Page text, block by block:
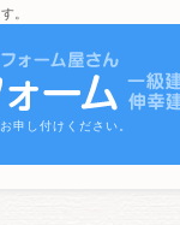
。
申し付けください。